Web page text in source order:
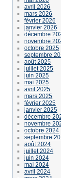
avril 2026
mars 2026
février 2026
janvier 2026
décembre
novembre
octobre 2025
septembre
août 2025
juillet 2025
juin 2025
mai 2025
avril 2025
mars 2025
février 2025
janvier 2025
décembre
novembre
octobre 2024
septembre
août 2024
juillet 2024
juin 2024
mai 2024
avril 2024